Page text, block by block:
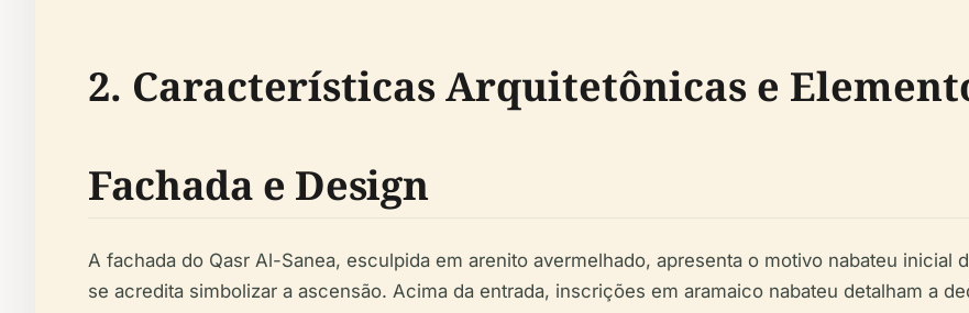
2. Características Arquitetônicas e
Fachada e Design
A fachada do Qasr Al-Sanea, esculpida em arenito avermelhado, apresenta o motivo nabateu inicial
se acredita simbolizar a ascensão. Acima da entrada, inscrições em aramaico nabateu detalham a